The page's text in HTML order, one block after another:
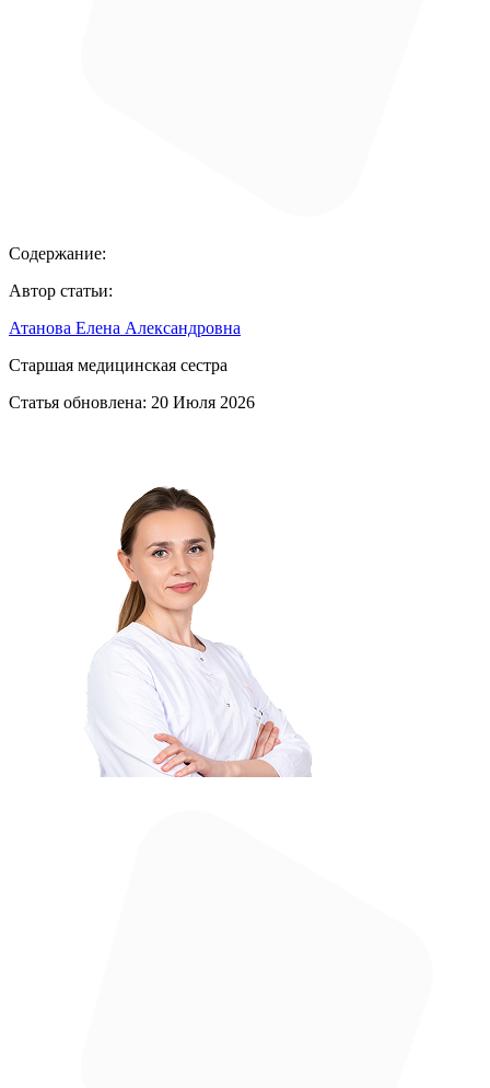
Содержание:
Автор статьи:
Атанова Елена Александровна
Старшая медицинская сестра
Статья обновлена: 20 Июля 2026